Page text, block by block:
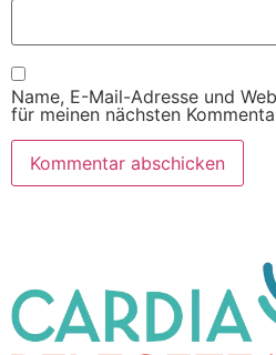
Name, E-Mail-Adresse und
für meinen nächsten